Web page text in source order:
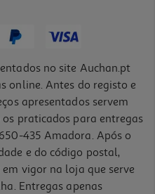
no site Auchan.pt
online. Antes do registo e
apresentados servem
praticados para entregas
435 Amadora. Após o
e do código postal,
vigor na loja que serve
Entregas apenas